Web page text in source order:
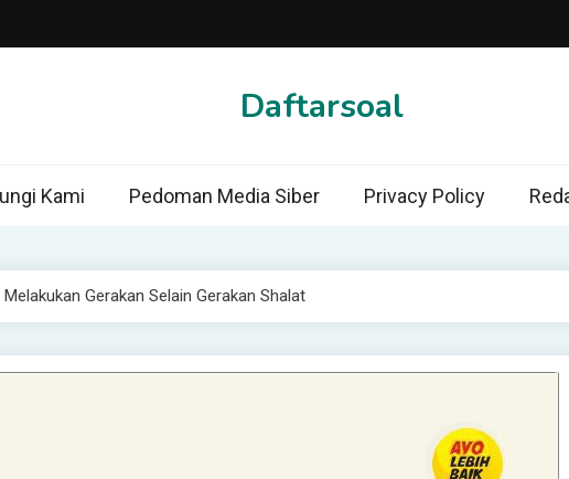
Daftarsoal
Kami Pedoman Media Siber Privacy Policy
Gerakan Selain Gerakan Shalat